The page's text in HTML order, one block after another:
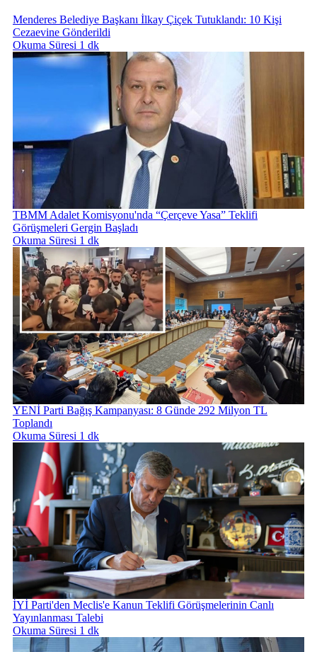
Menderes Belediye Başkanı İlkay Çiçek Tutuklandı: 10 Kişi
Cezaevine Gönderildi
Okuma Süresi 1 dk
TBMM Adalet Komisyonu'nda “Çerçeve Yasa” Teklifi
Görüşmeleri Gergin Başladı
Okuma Süresi 1 dk
YENİ Parti Bağış Kampanyası: 8 Günde 292 Milyon TL
Toplandı
Okuma Süresi 1 dk
İYİ Parti'den Meclis'e Kanun Teklifi Görüşmelerinin Canlı
Yayınlanması Talebi
Okuma Süresi 1 dk